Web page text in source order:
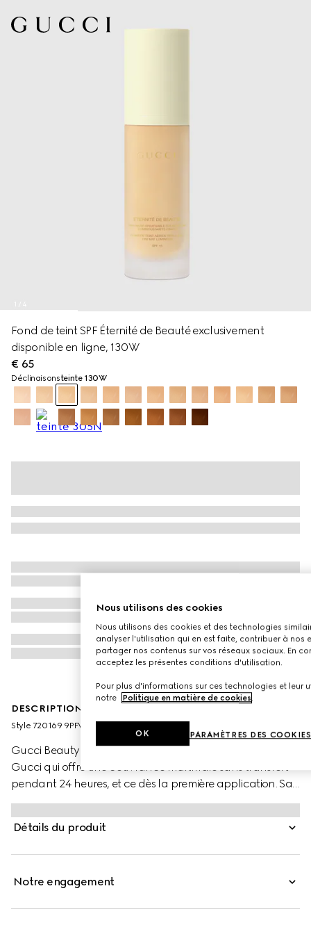
4
Fond de teint SPF Éternité de Beauté exclusivement
disponible en ligne, 130W
€ 65
Déclinaisonsteinte 130W
DESCRIPTION PRODUIT
Style ‎720169 9PFWW 9130
Gucci Beauty présente Éternité de Beauté, le fond de teint
Gucci qui offre une couvrance maximale sans transfert
pendant 24 heures, et ce dès la première application. Sa
formule légère hydrate et apaise la peau avec un fini
mat, lumineux et agréable, qui met en valeur votre éclat
naturel. Grâce à une association de poudres à haute
d’obtenir une couvrance unifiée qui tient toute la journée.
Détails du produit
Notre engagement
Nous utilisons des cookies
Nous utilisons des cookies et des technologies
analyser l'utilisation qui en est faite, contribuer à nos
partager nos contenus sur vos réseaux sociaux. En
acceptez les présentes conditions d'utilisation.
Pour plus d'informations sur ces technologies et leur
notre
Politique en matière de cookies.
PARAMÈTRES DES COOKIES
OK